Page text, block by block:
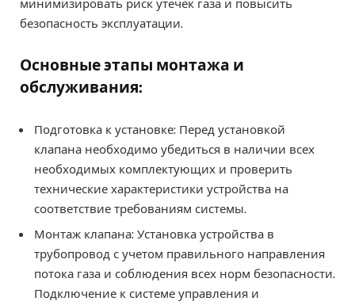
минимизировать риск утечек газа и повысить
безопасность эксплуатации.
Основные этапы монтажа и
обслуживания:
Подготовка к установке: Перед установкой
клапана необходимо убедиться в наличии всех
необходимых комплектующих и проверить
технические характеристики устройства на
соответствие требованиям системы.
Монтаж клапана: Установка устройства в
трубопровод с учетом правильного направления
потока газа и соблюдения всех норм безопасности.
Подключение к системе управления и